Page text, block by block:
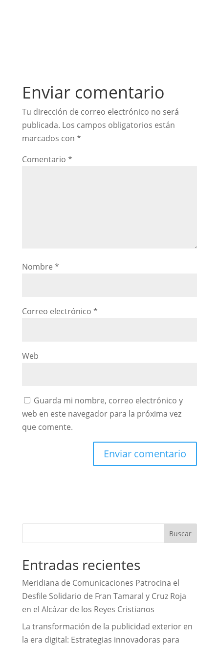
Enviar comentario
Tu dirección de correo electrónico no será
publicada. Los campos obligatorios están
marcados con *
Comentario *
Nombre *
Correo electrónico *
Web
Guarda mi nombre, correo electrónico y
web en este navegador para la próxima vez
que comente.
Entradas recientes
Meridiana de Comunicaciones Patrocina el
Desfile Solidario de Fran Tamaral y Cruz Roja
en el Alcázar de los Reyes Cristianos
La transformación de la publicidad exterior en
la era digital: Estrategias innovadoras para